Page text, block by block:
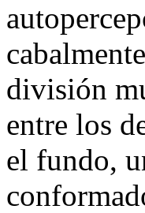
división
entre los
el fundo,